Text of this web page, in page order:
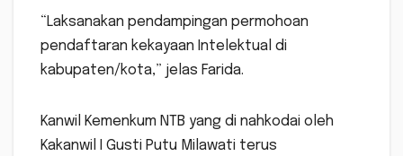
“Laksanakan pendampingan permohoan
pendaftaran kekayaan Intelektual di
kabupaten/kota,” jelas Farida.
Kanwil Kemenkum NTB yang di nahkodai oleh
Kakanwil I Gusti Putu Milawati terus